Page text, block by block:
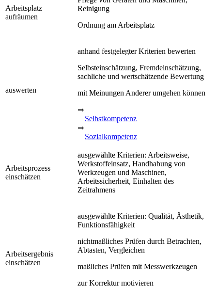
Arbeitsplatz
aufräumen
Reinigung
Ordnung am Arbeitsplatz
auswerten
anhand festgelegter Kriterien bewerten
Selbsteinschätzung, Fremdeinschätzung,
sachliche und wertschätzende Bewertung
mit Meinungen Anderer umgehen können
⇒
Selbstkompetenz
⇒
Sozialkompetenz
Arbeitsprozess
einschätzen
ausgewählte Kriterien: Arbeitsweise,
Werkstoffeinsatz, Handhabung von
Werkzeugen und Maschinen,
Arbeitssicherheit, Einhalten des
Zeitrahmens
Arbeitsergebnis
einschätzen
ausgewählte Kriterien: Qualität, Ästhetik,
Funktionsfähigkeit
nichtmaßliches Prüfen durch Betrachten,
Abtasten, Vergleichen
maßliches Prüfen mit Messwerkzeugen
zur Korrektur motivieren